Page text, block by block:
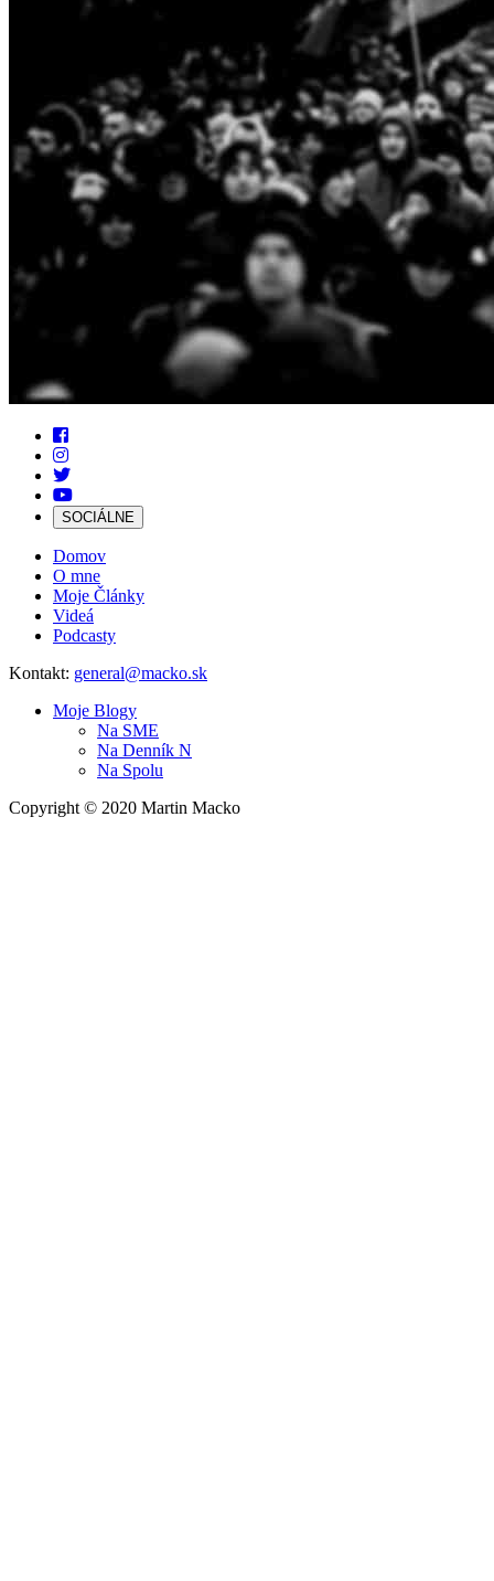
SOCIÁLNE
Domov
O mne
Moje Články
Videá
Podcasty
Kontakt: general@macko.sk
Moje Blogy
Na SME
Na Denník N
Na Spolu
Copyright © 2020 Martin Macko